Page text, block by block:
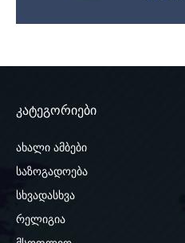
კატეგორიები
ახალი ამბები
საზოგადოება
სხვადასხვა
რელიგია